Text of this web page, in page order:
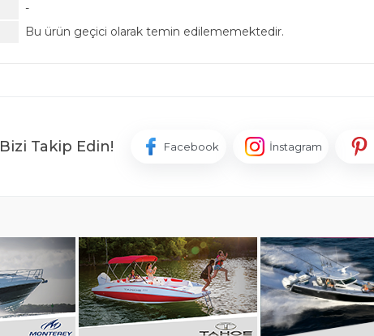
-
Bu ürün geçici olarak temin edilememektedir.
Takip Edin! Facebook İnstagram